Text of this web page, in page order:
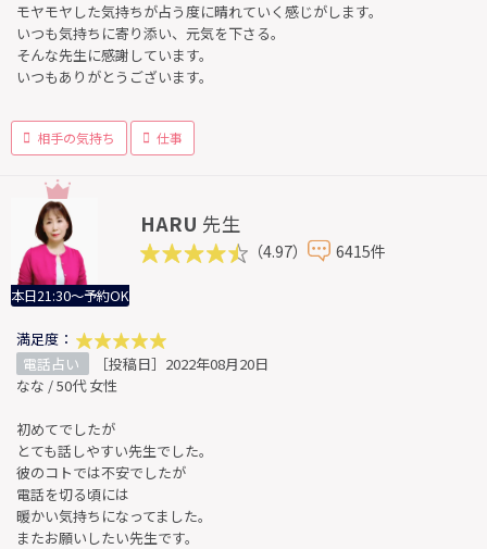
モヤモヤした気持ちが占う度に晴れていく感じがします。
いつも気持ちに寄り添い、元気を下さる。
そんな先生に感謝しています。
いつもありがとうございます。
相手の気持ち 仕事
本日21:30～予約OK
HARU 先生
（4.97） 6415件
満足度：
電話占い
［投稿日］2022年08月20日
なな / 50代 女性
初めてでしたが
とても話しやすい先生でした。
彼のコトでは不安でしたが
電話を切る頃には
暖かい気持ちになってました。
またお願いしたい先生です。